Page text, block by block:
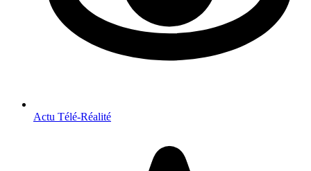
Actu Télé-Réalité